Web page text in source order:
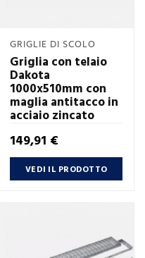
GRIGLIE DI SCOLO
Griglia con telaio
Dakota
1000x510mm con
maglia antitacco in
acciaio zincato
Prezzo
149,91 €
VEDI IL PRODOTTO